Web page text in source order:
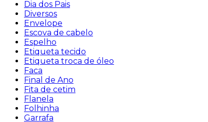
Dia dos Pais
Diversos
Envelope
Escova de cabelo
Espelho
Etiqueta tecido
Etiqueta troca de óleo
Faca
Final de Ano
Fita de cetim
Flanela
Folhinha
Garrafa